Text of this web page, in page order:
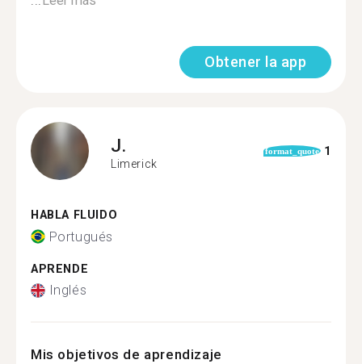
Obtener la app
J.
Limerick
format_quote 1
HABLA FLUIDO
Portugués
APRENDE
Inglés
Mis objetivos de aprendizaje